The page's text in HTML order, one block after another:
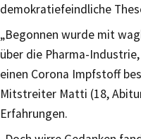
demokratiefeindliche
„Begonnen wurde mit
über die Pharma-
einen Corona Impfstoff
Mitstreiter Matti (18,
Erfahrungen.